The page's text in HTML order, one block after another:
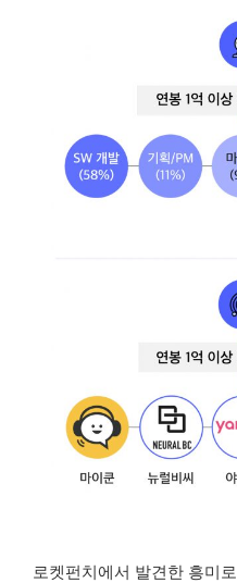
로켓펀치에서 발견한 흥미